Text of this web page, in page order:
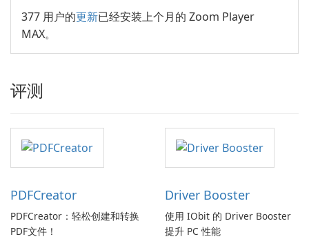
377 用户的更新已经安装上个月的 Zoom Player
MAX。
评测
PDFCreator
PDFCreator：轻松创建和转换
PDF文件！
Driver Booster
使用 IObit 的 Driver Booster
提升 PC 性能